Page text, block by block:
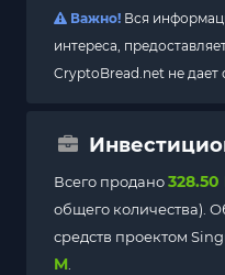
Важно! Вся
интереса,
CryptoBread.net не дает
Всего продано328.50
общего количества).
средств проектом
M